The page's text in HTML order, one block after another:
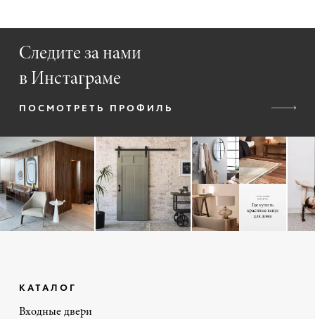
Следите за нами
в Инстаграме
ПОСМОТРЕТЬ ПРОФИЛЬ
КАТАЛОГ
Входные двери